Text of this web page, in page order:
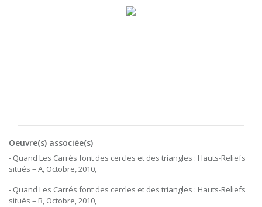
Oeuvre(s) associée(s)
- Quand Les Carrés font des cercles et des triangles : Hauts-Reliefs
situés – A, Octobre, 2010,
- Quand Les Carrés font des cercles et des triangles : Hauts-Reliefs
situés – B, Octobre, 2010,